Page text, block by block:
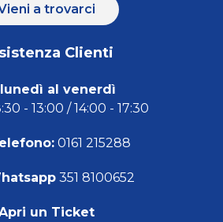
a trovarci
Clienti
al venerdì
- 13:00 / 14:00 - 17:30
0161 215288
351 8100652
un Ticket